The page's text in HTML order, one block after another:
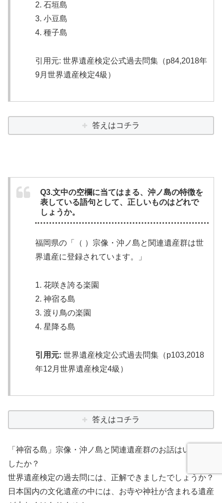
2. 石垣島
3. 小豆島
4. 種子島
引用元: 世界遺産検定公式過去問集（p84,2018年
9月世界遺産検定4級）
答えはコチラ
Q3.文中の空欄に当てはまる、沖ノ島の特徴を
表している語句として、正しいものはどれで
しょうか。
福岡県の「（ ）宗像・沖ノ島と関連遺産群は世
界遺産に登録されています。」
1. 花咲き誇る楽園
2. 神宿る島
3. 渡り鳥の楽園
4. 星降る島
引用元: 世界遺産検定公式過去問集（p103,2018
年12月世界遺産検定4級）
答えはコチラ
「神宿る島」宗像・沖ノ島と関連遺産群のお話はいかがで
したか？
世界遺産検定の過去問には、正解できましたでしょうか？
日本国内の文化遺産の中には、お寺や神社が含まれる遺産